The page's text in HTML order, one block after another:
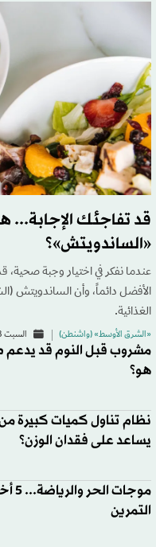
قد تفاجئك
«الساندويتش»؟
عندما نفكر في اختيار وجبة صحية،
الأفضل دائماً، وأن الساندويتش
الغذائية.
«الشرق الأوسط» (واشنطن) السبت 08/08 - 13:40
مشروب قبل النوم قد يدعم
هو؟
نظام تناول كميات كبيرة
يساعد على فقدان الوزن؟
التمرين